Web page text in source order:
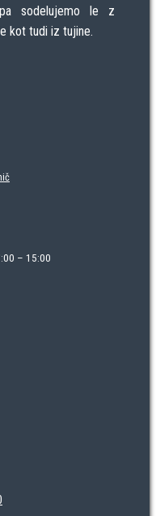
pa sodelujemo le z
kot tudi iz tujine.
– 15:00